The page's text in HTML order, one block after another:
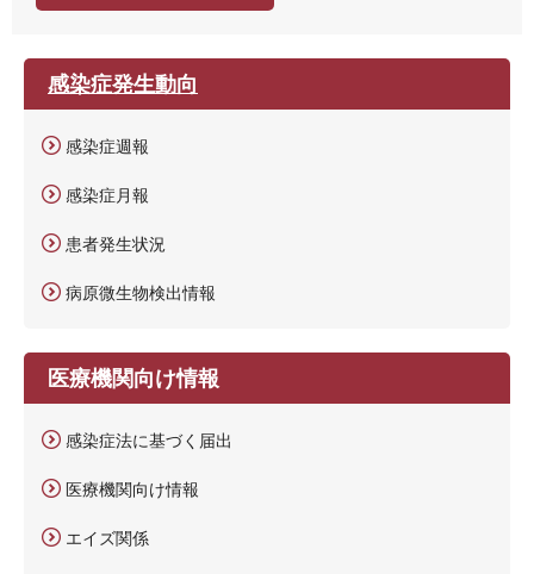
感染症発生動向
感染症週報
感染症月報
患者発生状況
病原微生物検出情報
医療機関向け情報
感染症法に基づく届出
医療機関向け情報
エイズ関係